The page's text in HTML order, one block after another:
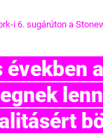
i 6. sugárúton a